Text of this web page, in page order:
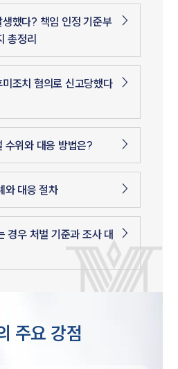
했다? 책임 인정 기준부
총정리
조치 혐의로 신고당했다
수위와 대응 방법은?
와 대응 절차
경우 처벌 기준과 조사 대
주요 강점